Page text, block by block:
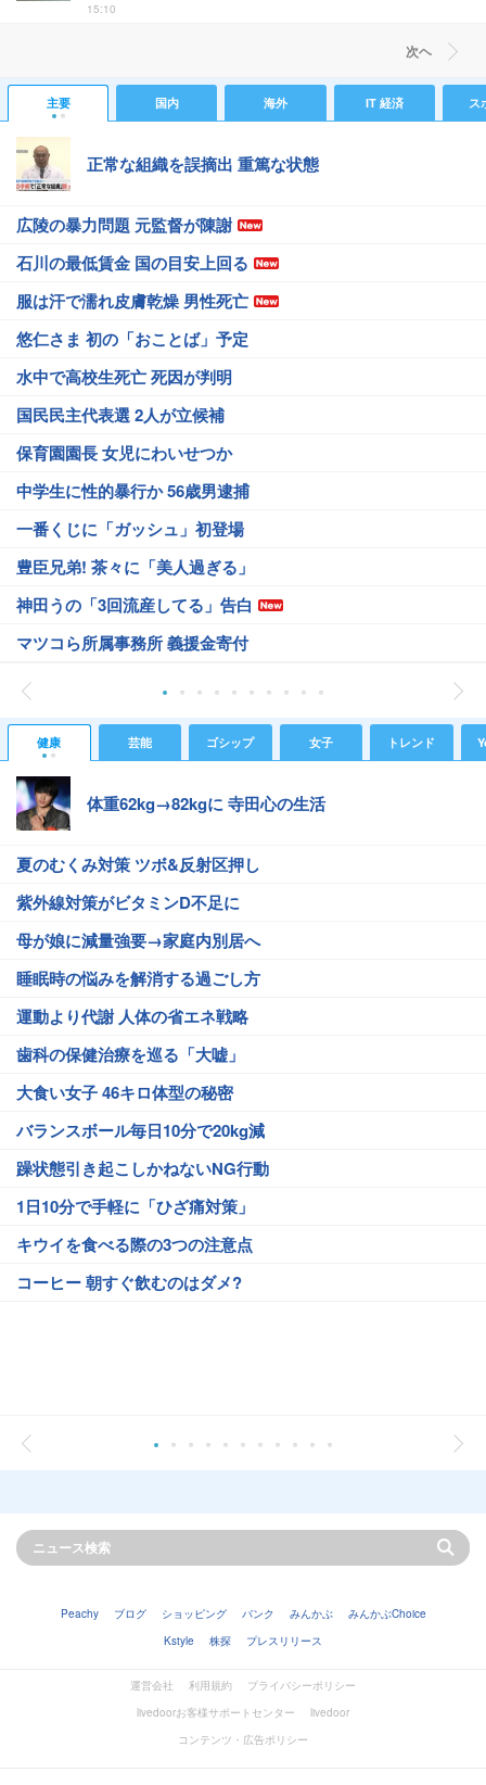
15:10
次ヘ
主要 国内 海外 IT 経済 ス
正常な組織を誤摘出 重篤な状態
広陵の暴力問題 元監督が陳謝
石川の最低賃金 国の目安上回る
服は汗で濡れ皮膚乾燥 男性死亡
悠仁さま 初の「おことば」予定
水中で高校生死亡 死因が判明
国民民主代表選 2人が立候補
保育園園長 女児にわいせつか
中学生に性的暴行か 56歳男逮捕
一番くじに「ガッシュ」初登場
豊臣兄弟! 茶々に「美人過ぎる」
神田うの「3回流産してる」告白
マツコら所属事務所 義援金寄付
健康 芸能 ゴシップ 女子 トレンド
体重62kg→82kgに 寺田心の生活
夏のむくみ対策 ツボ&反射区押し
紫外線対策がビタミンD不足に
母が娘に減量強要→家庭内別居へ
睡眠時の悩みを解消する過ごし方
運動より代謝 人体の省エネ戦略
歯科の保健治療を巡る「大嘘」
大食い女子 46キロ体型の秘密
バランスボール毎日10分で20kg減
躁状態引き起こしかねないNG行動
1日10分で手軽に「ひざ痛対策」
キウイを食べる際の3つの注意点
コーヒー 朝すぐ飲むのはダメ?
Peachy ブログ ショッピング バンク みんかぶ
みんかぶChoice
Kstyle
株探 プレスリリース
運営会社 利用規約
プライバシーポリシー
livedoorお客様サポートセンター
livedoor
コンテンツ・広告ポリシー